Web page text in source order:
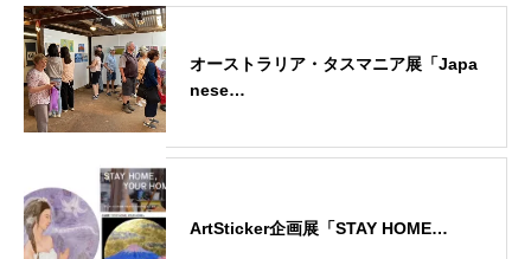
オーストラリア・タスマニア展「Japa
nese…
ArtSticker企画展「STAY HOME…